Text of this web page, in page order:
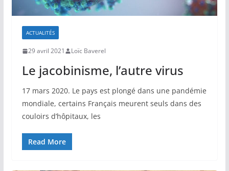
ACTUALITÉS
29 avril 2021 Loïc Baverel
Le jacobinisme, l’autre virus
17 mars 2020. Le pays est plongé dans une pandémie
mondiale, certains Français meurent seuls dans des
couloirs d’hôpitaux, les
Read More